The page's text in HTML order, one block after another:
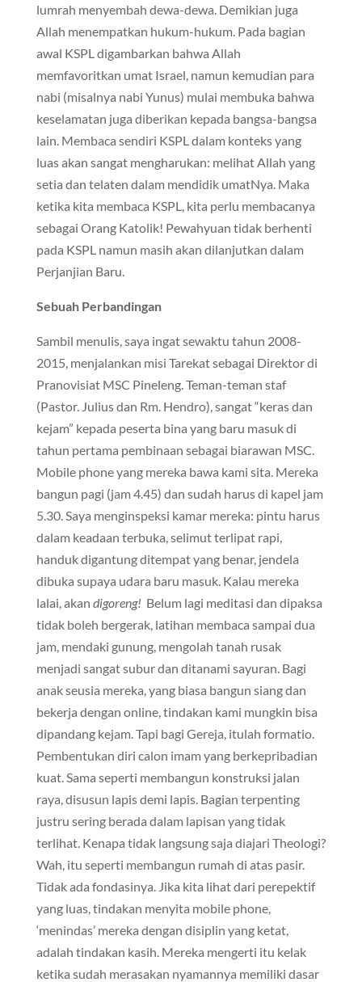
lumrah menyembah dewa-dewa. Demikian juga
Allah menempatkan hukum-hukum. Pada bagian
awal KSPL digambarkan bahwa Allah
memfavoritkan umat Israel, namun kemudian para
nabi (misalnya nabi Yunus) mulai membuka bahwa
keselamatan juga diberikan kepada bangsa-bangsa
lain. Membaca sendiri KSPL dalam konteks yang
luas akan sangat mengharukan: melihat Allah yang
setia dan telaten dalam mendidik umatNya. Maka
ketika kita membaca KSPL, kita perlu membacanya
sebagai Orang Katolik! Pewahyuan tidak berhenti
pada KSPL namun masih akan dilanjutkan dalam
Perjanjian Baru.
Sebuah Perbandingan
Sambil menulis, saya ingat sewaktu tahun 2008-
2015, menjalankan misi Tarekat sebagai Direktor di
Pranovisiat MSC Pineleng. Teman-teman staf
(Pastor. Julius dan Rm. Hendro), sangat “keras dan
kejam” kepada peserta bina yang baru masuk di
tahun pertama pembinaan sebagai biarawan MSC.
Mobile phone yang mereka bawa kami sita. Mereka
bangun pagi (jam 4.45) dan sudah harus di kapel jam
5.30. Saya menginspeksi kamar mereka: pintu harus
dalam keadaan terbuka, selimut terlipat rapi,
handuk digantung ditempat yang benar, jendela
dibuka supaya udara baru masuk. Kalau mereka
lalai, akan digoreng! Belum lagi meditasi dan dipaksa
tidak boleh bergerak, latihan membaca sampai dua
jam, mendaki gunung, mengolah tanah rusak
menjadi sangat subur dan ditanami sayuran. Bagi
anak seusia mereka, yang biasa bangun siang dan
bekerja dengan online, tindakan kami mungkin bisa
dipandang kejam. Tapi bagi Gereja, itulah formatio.
Pembentukan diri calon imam yang berkepribadian
kuat. Sama seperti membangun konstruksi jalan
raya, disusun lapis demi lapis. Bagian terpenting
justru sering berada dalam lapisan yang tidak
terlihat. Kenapa tidak langsung saja diajari Theologi?
Wah, itu seperti membangun rumah di atas pasir.
Tidak ada fondasinya. Jika kita lihat dari perepektif
yang luas, tindakan menyita mobile phone,
‘menindas’ mereka dengan disiplin yang ketat,
adalah tindakan kasih. Mereka mengerti itu kelak
ketika sudah merasakan nyamannya memiliki dasar